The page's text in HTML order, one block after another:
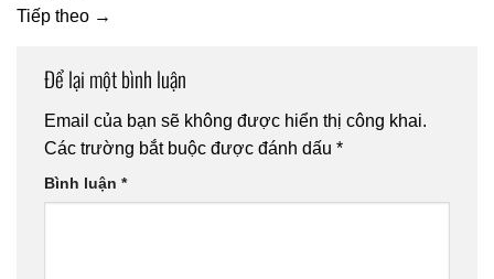
Tiếp theo →
Để lại một bình luận
Email của bạn sẽ không được hiển thị công khai.
Các trường bắt buộc được đánh dấu *
Bình luận *